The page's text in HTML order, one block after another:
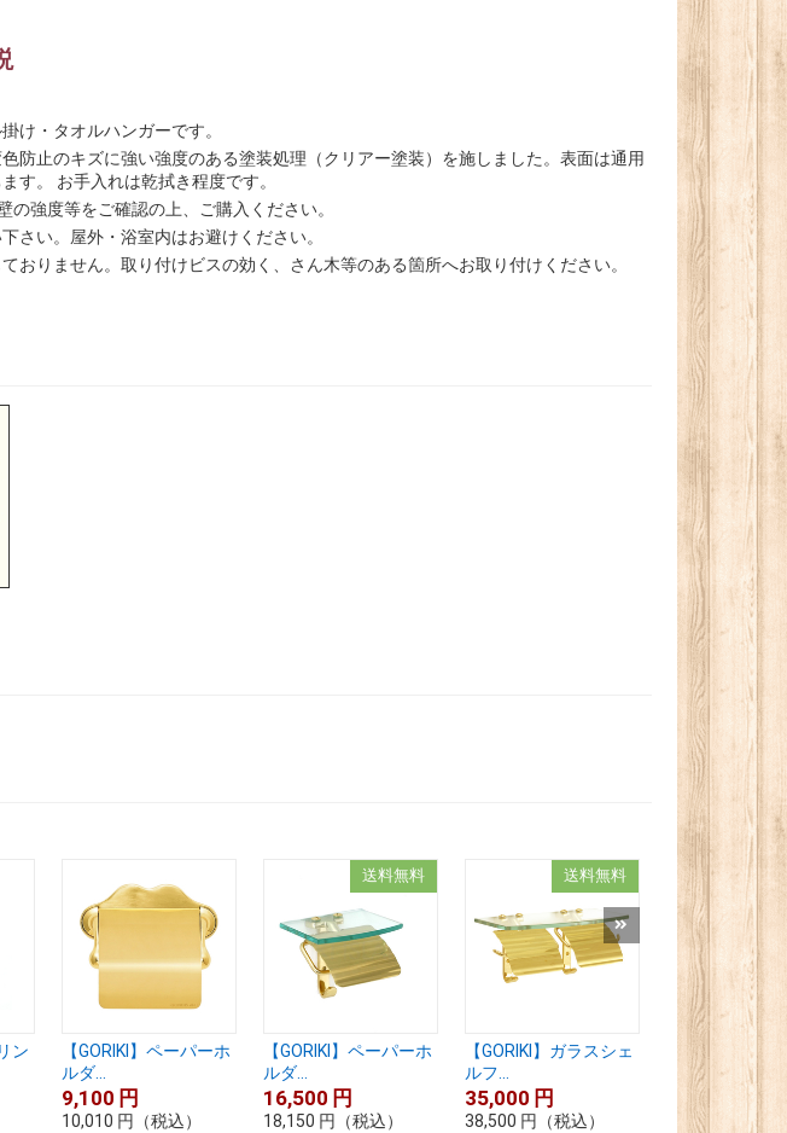
け・タオルハンガーです。
防止のキズに強い強度のある塗装処理（クリアー塗装）を施しました。表面は通用
す。 お手入れは乾拭き程度です。
強度等をご確認の上、ご購入ください。
さい。屋外・浴室内はお避けください。
おりません。取り付けビスの効く、さん木等のある箇所へお取り付けください。
ン
【GORIKI】ペーパーホ
ルダ...
9,100 円
10,010 円 （税込）
送料無料
【GORIKI】ペーパーホ
ルダ...
16,500 円
18,150 円 （税込）
送料無料
【GORIKI】ガラスシェ
ルフ...
35,000 円
38,500 円 （税込）
【GORIKI】髭
ダー...
3,500
3,850 （税込